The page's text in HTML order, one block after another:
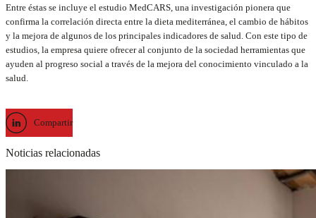
Entre éstas se incluye el estudio MedCARS, una investigación pionera que
confirma la correlación directa entre la dieta mediterránea, el cambio de hábitos
y la mejora de algunos de los principales indicadores de salud. Con este tipo de
estudios, la empresa quiere ofrecer al conjunto de la sociedad herramientas que
ayuden al progreso social a través de la mejora del conocimiento vinculado a la
salud.
Compartir
Noticias relacionadas